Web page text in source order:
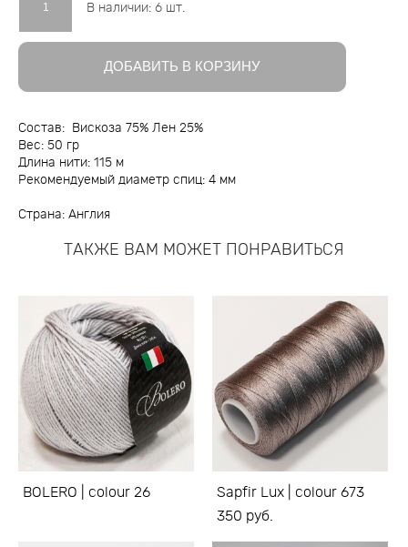
В наличии: 6 шт.
ДОБАВИТЬ В КОРЗИНУ
Состав: Вискоза 75% Лен 25%
Вес: 50 гр
Длина нити: 115 м
Рекомендуемый диаметр спиц: 4 мм
Страна: Англия
ТАКЖЕ ВАМ МОЖЕТ ПОНРАВИТЬСЯ
BOLERO | colour 26
Sapfir Lux | colour 673
350 pуб.